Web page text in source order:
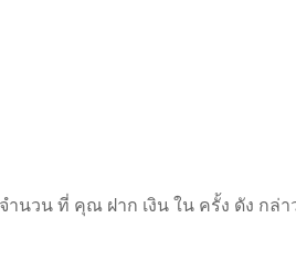
นวน ที่ คุณ ฝาก เงิน ใน ครั้ง ดัง กล่